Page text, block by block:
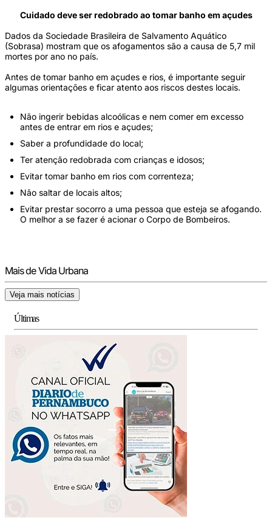
Cuidado deve ser redobrado ao tomar banho em açudes
Dados da Sociedade Brasileira de Salvamento Aquático
(Sobrasa) mostram que os afogamentos são a causa de 5,7 mil
mortes por ano no país.
Antes de tomar banho em açudes e rios, é importante seguir
algumas orientações e ficar atento aos riscos destes locais.
Não ingerir bebidas alcoólicas e nem comer em excesso
antes de entrar em rios e açudes;
Saber a profundidade do local;
Ter atenção redobrada com crianças e idosos;
Evitar tomar banho em rios com correnteza;
Não saltar de locais altos;
Evitar prestar socorro a uma pessoa que esteja se afogando.
O melhor a se fazer é acionar o Corpo de Bombeiros.
Mais de Vida Urbana
Veja mais notícias
Últimas